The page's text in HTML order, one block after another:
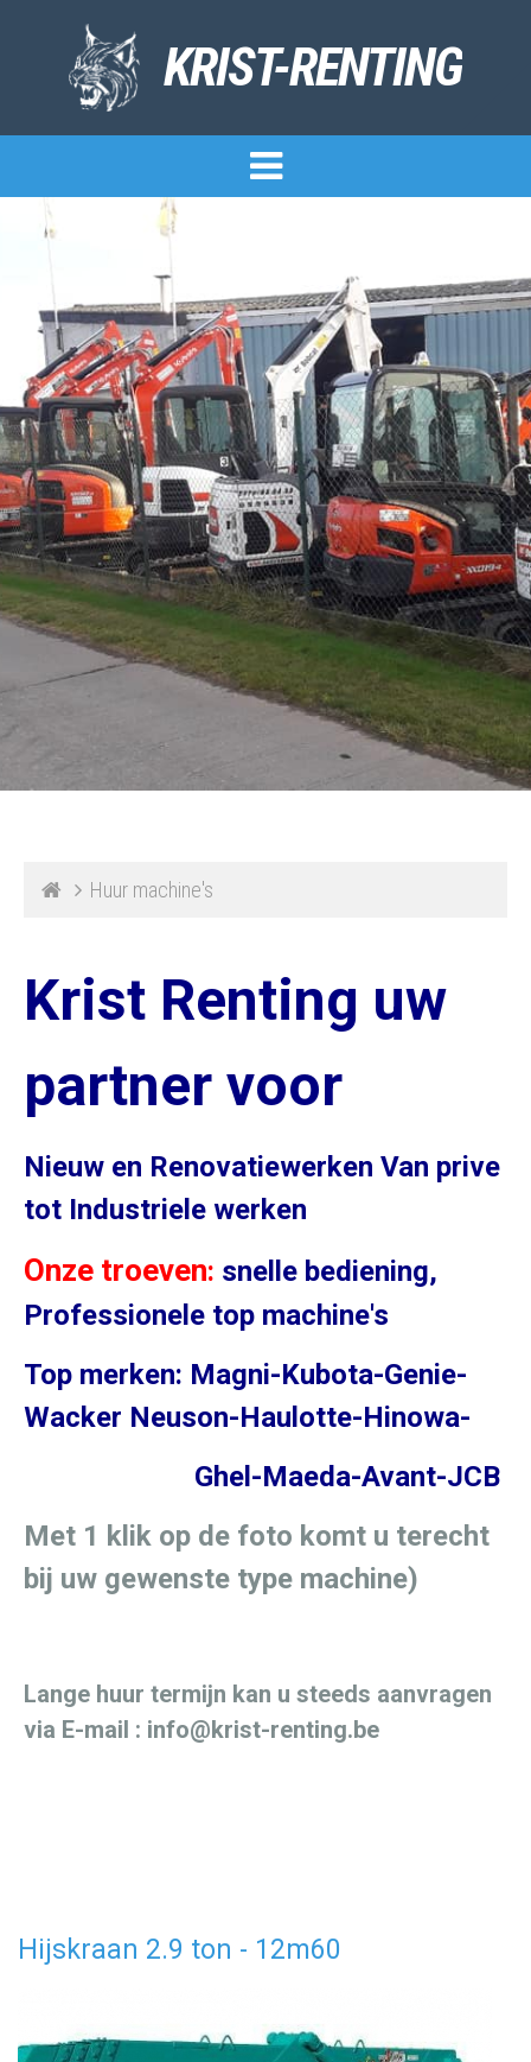
KRIST-RENTING
Huur machine's
Krist Renting uw
partner voor
Nieuw en Renovatiewerken Van prive
tot Industriele werken
Onze troeven: snelle bediening,
Professionele top machine's
Top merken: Magni-Kubota-Genie-
Wacker Neuson-Haulotte-Hinowa-
Ghel-Maeda-Avant-JCB
Met 1 klik op de foto komt u terecht
bij uw gewenste type machine)
Lange huur termijn kan u steeds aanvragen
via E-mail : info@krist-renting.be
Hijskraan 2.9 ton - 12m60